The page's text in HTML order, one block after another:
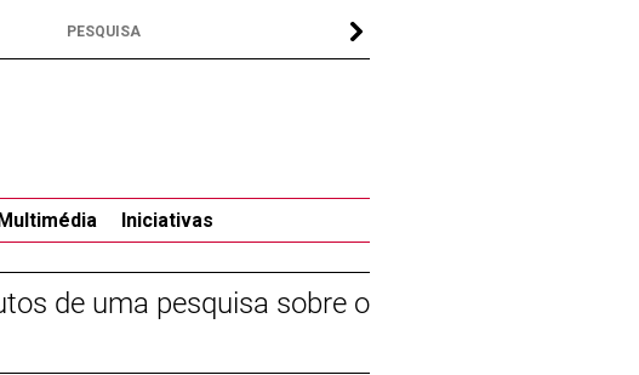
Iniciativas
de uma pesquisa sobre o